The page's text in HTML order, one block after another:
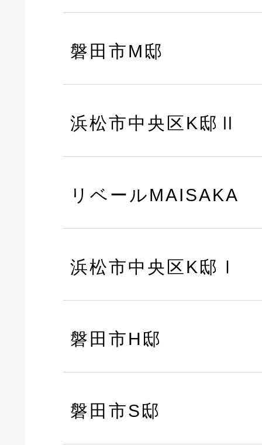
磐田市M邸
浜松市中央区K邸Ⅱ
リベールMAISAKA
浜松市中央区K邸Ⅰ
磐田市H邸
磐田市S邸